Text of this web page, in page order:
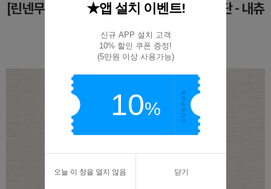
[린넨무지] 친환경 텐셀 무지 린넨천 의류원단 - 내츄
(D02)SJ-575 D NATURAL
★앱 설치 이벤트!
신규 APP 설치 고객
10% 할인 쿠폰 증정!
(5만원 이상 사용가능)
10%
오늘 이 창을 열지 않음 닫기